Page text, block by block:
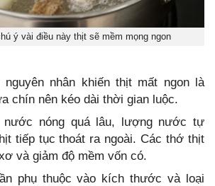
ý vài điều này thịt sẽ mềm mọng ngon
nguyên nhân khiến thịt mất ngon là
chín nên kéo dài thời gian luộc.
nước nóng quá lâu, lượng nước tự
tiếp tục thoát ra ngoài. Các thớ thịt
và giảm độ mềm vốn có.
phụ thuộc vào kích thước và loại